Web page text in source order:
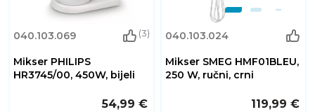
040.103.069 (3)
Mikser PHILIPS
HR3745/00, 450W, bijeli
54,99 €
040.103.024
Mikser SMEG HMF01BLEU,
250 W, ručni, crni
119,99 €